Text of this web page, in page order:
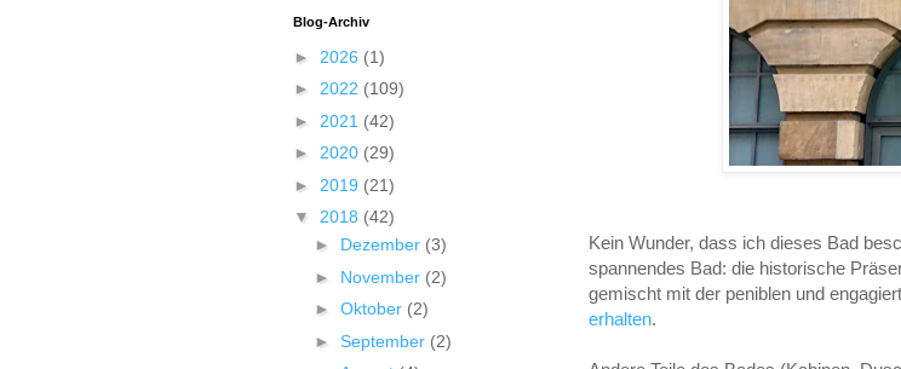
Kein Wunder, dass ich dieses Bad
spannendes Bad: die historische
gemischt mit der peniblen und
erhalten.
Blog-Archiv
► 2026 (1)
► 2022 (109)
► 2021 (42)
► 2020 (29)
► 2019 (21)
▼ 2018 (42)
► Dezember (3)
► November (2)
► Oktober (2)
► September (2)